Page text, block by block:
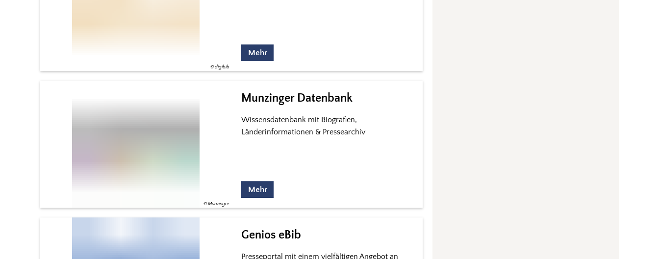
© digibib
Mehr
© Munzinger
Munzinger Datenbank
Wissensdatenbank mit Biografien,
Länderinformationen & Pressearchiv
Mehr
Genios eBib
Presseportal mit einem vielfältigen Angebot an